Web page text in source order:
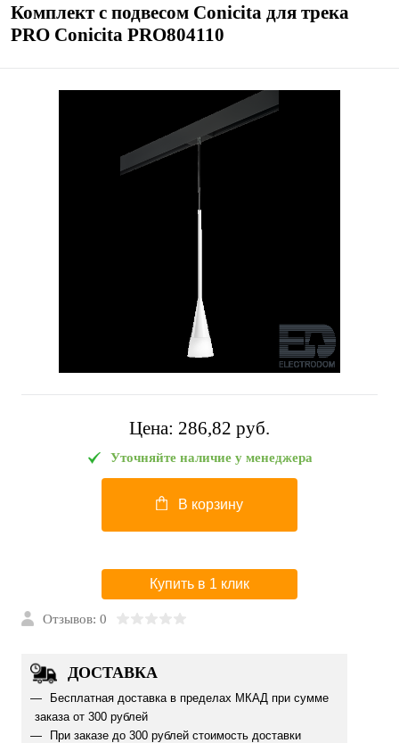
Комплект с подвесом Conicita для трека
PRO Conicita PRO804110
Цена: 286,82 pуб.
Уточняйте наличие у менеджера
В корзину
Купить в 1 клик
Отзывов: 0
ДОСТАВКА
Бесплатная доставка в пределах МКАД при сумме
заказа от 300 рублей
При заказе до 300 рублей стоимость доставки